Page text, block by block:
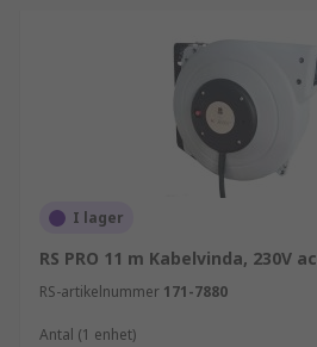
I lager
RS PRO 11 m Kabelvinda, 230V ac
RS-artikelnummer 171-7880
Antal (1 enhet)